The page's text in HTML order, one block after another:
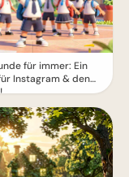
für immer: Ein
Instagram & den